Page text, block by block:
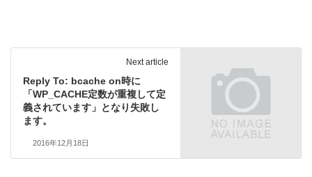
Next article
Reply To: bcache on時に
「WP_CACHE定数が重複して定
義されています」となり失敗し
ます。
2016年12月18日